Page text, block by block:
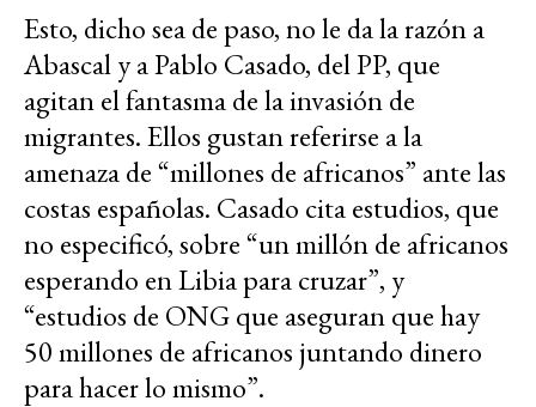
Esto, dicho sea de paso, no le da la razón a
Abascal y a Pablo Casado, del PP, que
agitan el fantasma de la invasión de
migrantes. Ellos gustan referirse a la
amenaza de “millones de africanos” ante las
costas españolas. Casado cita estudios, que
no especificó, sobre “un millón de africanos
esperando en Libia para cruzar”, y
“estudios de ONG que aseguran que hay
50 millones de africanos juntando dinero
para hacer lo mismo”.